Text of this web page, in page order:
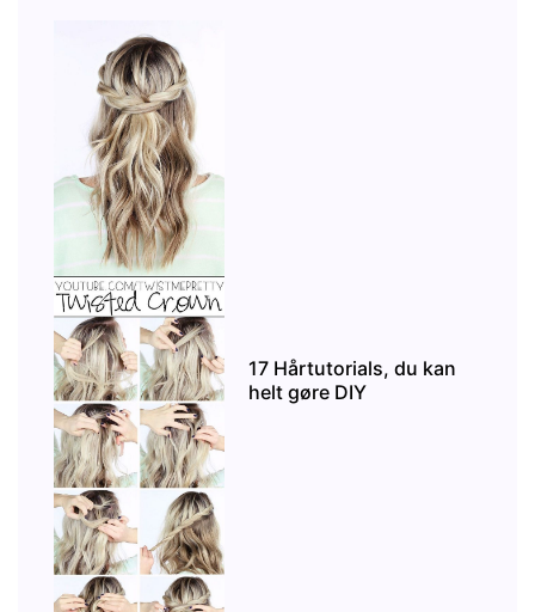
17 Hårtutorials, du kan
helt gøre DIY